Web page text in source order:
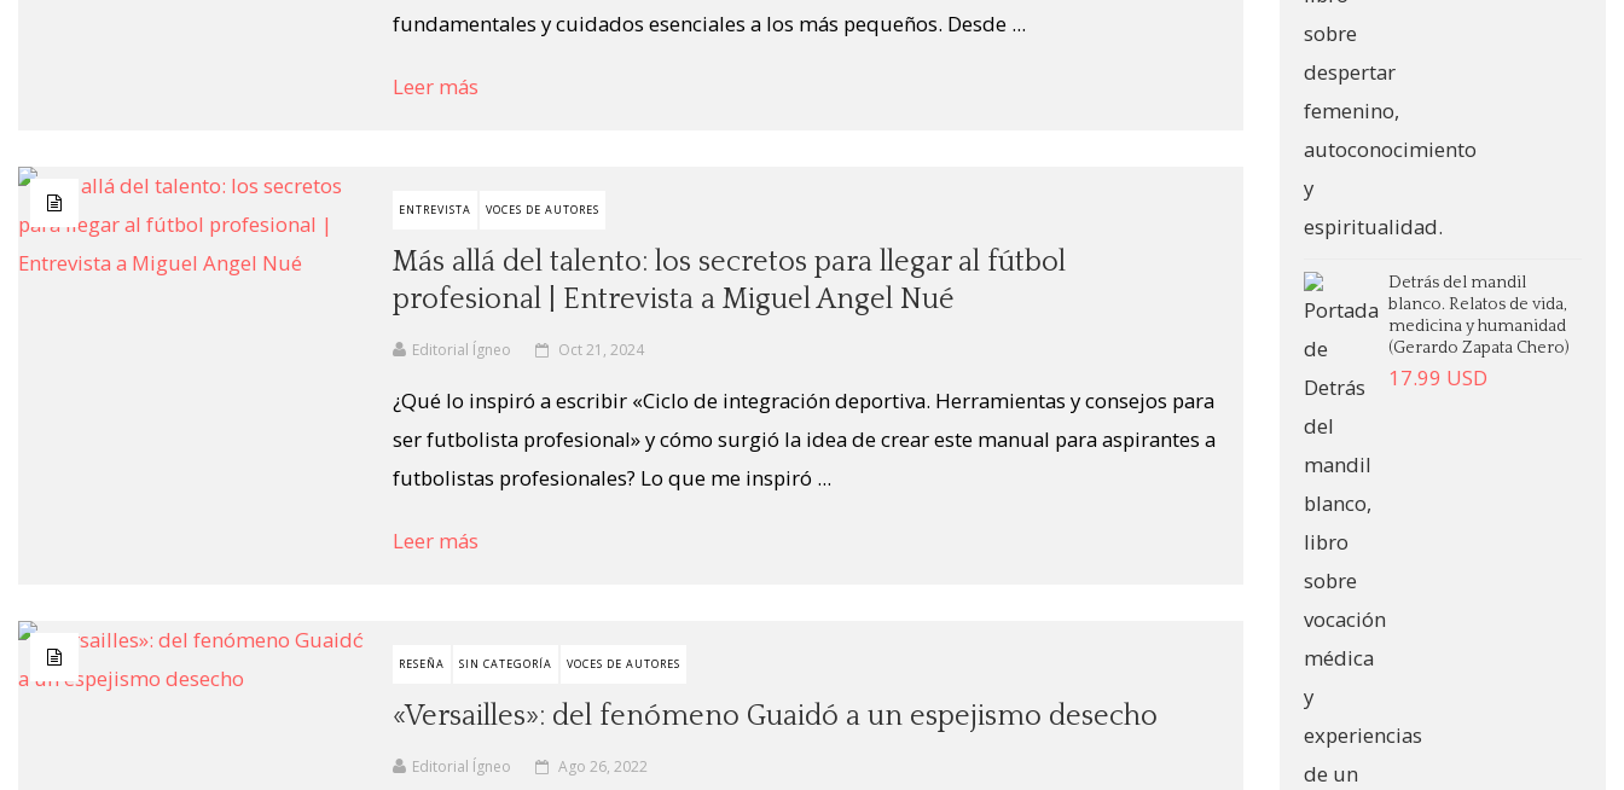
fundamentales y cuidados esenciales a los más pequeños. Desde ...
Leer más
ENTREVISTA VOCES DE AUTORES
Más allá del talento: los secretos para llegar al fútbol
profesional | Entrevista a Miguel Angel Nué
Editorial Ígneo Oct 21, 2024
¿Qué lo inspiró a escribir «Ciclo de integración deportiva. Herramientas y consejos para
ser futbolista profesional» y cómo surgió la idea de crear este manual para aspirantes a
futbolistas profesionales? Lo que me inspiró ...
Leer más
RESEÑA SIN CATEGORÍA VOCES DE AUTORES
«Versailles»: del fenómeno Guaidó a un espejismo desecho
Editorial Ígneo Ago 26, 2022
Detrás del mandil
blanco. Relatos de vida,
medicina y humanidad
(Gerardo Zapata Chero)
17.99 USD